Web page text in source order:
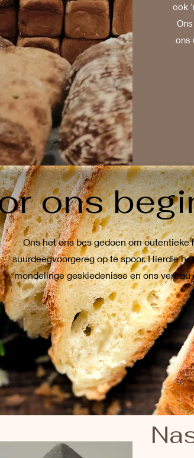
ook
ons
ons
Ons het ons bes gedoen om outentieke
suurdeegvoorgereg op te spoor. Hierdie
mondelinge geskiedenisse en ons vertrou